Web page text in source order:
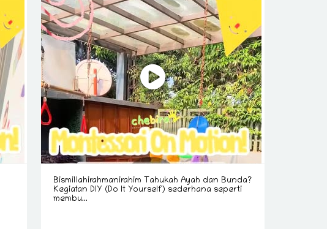
Bismillahirahmanirahim Tahukah Ayah dan Bunda?
Kegiatan DIY (Do It Yourself) sederhana seperti
membu...